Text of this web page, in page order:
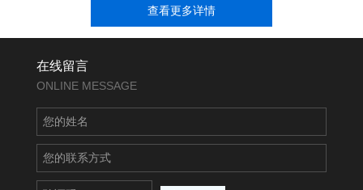
查看更多详情
在线留言
ONLINE MESSAGE